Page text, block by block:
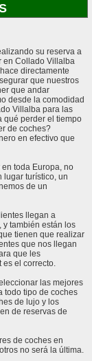
su reserva a
en Collado Villalba
directamente
que nuestros
que andar
desde la comodidad
Villalba para las
qué perder el tiempo
de coches?
en efectivo que
toda Europa, no
lugar turístico, un
de un
llegan a
y también están los
tienen que realizar
que nos llegan
que les
es el correcto.
las mejores
todo tipo de coches
de lujo y los
de reservas de
de coches en
no será la última.